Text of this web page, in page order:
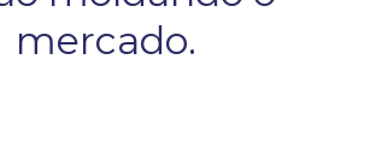
mercado.